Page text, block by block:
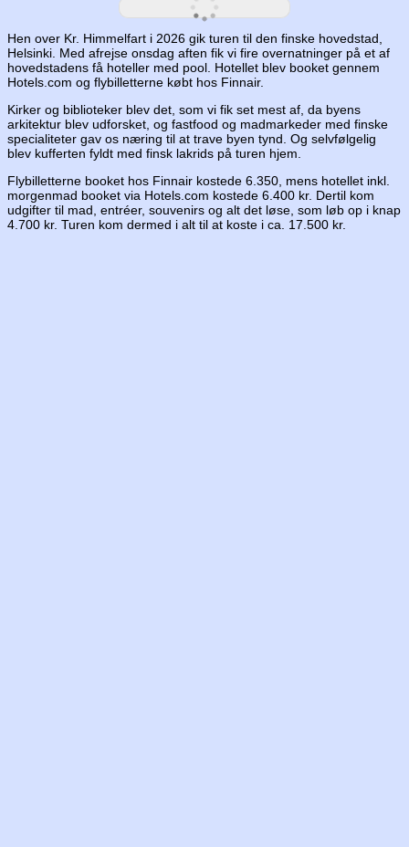
Hen over Kr. Himmelfart i 2026 gik turen til den finske hovedstad,
Helsinki. Med afrejse onsdag aften fik vi fire overnatninger på et af
hovedstadens få hoteller med pool. Hotellet blev booket gennem
Hotels.com og flybilletterne købt hos Finnair.
Kirker og biblioteker blev det, som vi fik set mest af, da byens
arkitektur blev udforsket, og fastfood og madmarkeder med finske
specialiteter gav os næring til at trave byen tynd. Og selvfølgelig
blev kufferten fyldt med finsk lakrids på turen hjem.
Flybilletterne booket hos Finnair kostede 6.350, mens hotellet inkl.
morgenmad booket via Hotels.com kostede 6.400 kr. Dertil kom
udgifter til mad, entréer, souvenirs og alt det løse, som løb op i knap
4.700 kr. Turen kom dermed i alt til at koste i ca. 17.500 kr.